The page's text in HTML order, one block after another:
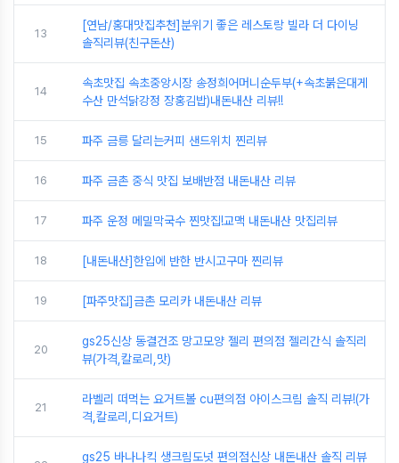
13
[연남/홍대맛집추천]분위기 좋은 레스토랑 빌라 더 다이닝
솔직리뷰(친구돈산)
14
속초맛집 속초중앙시장 송정희어머니순두부(+속초붉은대게
수산 만석닭강정 장홍김밥)내돈내산 리뷰!!
15 파주 금릉 달리는커피 샌드위치 찐리뷰
16 파주 금촌 중식 맛집 보배반점 내돈내산 리뷰
17 파주 운정 메밀막국수 찐맛집!교맥 내돈내산 맛집리뷰
18 [내돈내산]한입에 반한 반시고구마 찐리뷰
19 [파주맛집]금촌 모리카 내돈내산 리뷰
20
gs25신상 동결건조 망고모양 젤리 편의점 젤리간식 솔직리
뷰(가격,칼로리,맛)
21
라벨리 떠먹는 요거트볼 cu편의점 아이스크림 솔직 리뷰!(가
격,칼로리,디요거트)
gs25 바나나킥 생크림도넛 편의점신상 내돈내산 솔직 리뷰